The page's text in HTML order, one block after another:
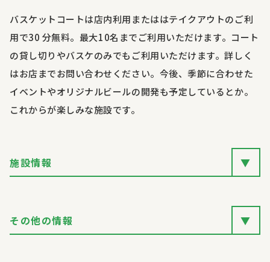
バスケットコートは店内利用またははテイクアウトのご利
用で30 分無料。最大10名までご利用いただけます。コート
の貸し切りやバスケのみでもご利用いただけます。詳しく
はお店までお問い合わせください。今後、季節に合わせた
イベントやオリジナルビールの開発も予定しているとか。
これからが楽しみな施設です。
施設情報 ▼
その他の情報 ▼